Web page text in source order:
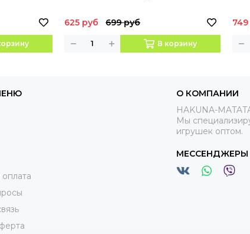
625 руб 699 руб
В корзину
О КОМПАНИИ
HAKUNA-
Мы
игрушек оптом.
МЕССЕНДЖЕРЫ